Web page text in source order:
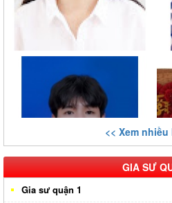
<< Xem
GIA SƯ
Gia sư quận 1